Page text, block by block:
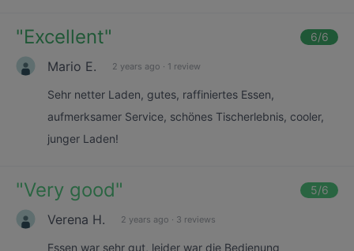
"Excellent" 6/6
Mario E. 2 years ago · 1 review
Sehr netter Laden, gutes, raffiniertes Essen,
aufmerksamer Service, schönes Tischerlebnis, cooler,
junger Laden!
"Very good" 5/6
Verena H. 2 years ago · 3 reviews
Essen war sehr gut, leider war die Bedienung